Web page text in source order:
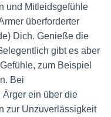
und Mitleidsgefühle
überforderter
Dich. Genieße die
gibt es aber
zum Beispiel
Bei
Ärger ein über die
zur Unzuverlässigkeit